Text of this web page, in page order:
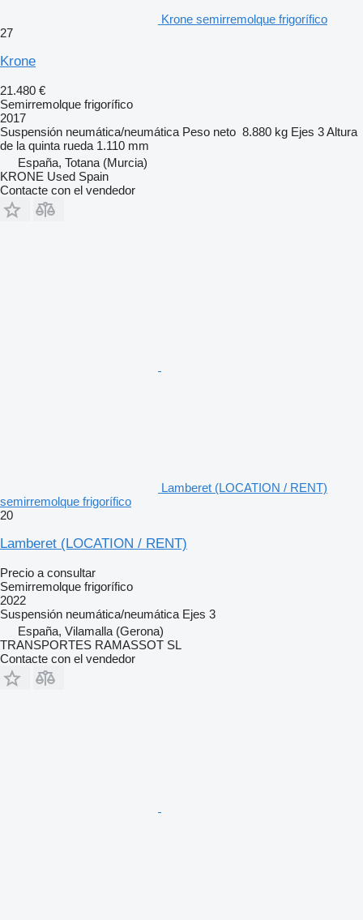
Krone semirremolque frigorífico
27
Krone
21.480 €
Semirremolque frigorífico
2017
Suspensión neumática/neumática Peso neto 8.880 kg Ejes 3Altura
de la quinta rueda 1.110 mm
España, Totana (Murcia)
KRONE Used Spain
Contacte con el vendedor
Lamberet (LOCATION / RENT)
semirremolque frigorífico
20
Lamberet (LOCATION / RENT)
Precio a consultar
Semirremolque frigorífico
2022
Suspensión neumática/neumática Ejes 3
España, Vilamalla (Gerona)
TRANSPORTES RAMASSOT SL
Contacte con el vendedor